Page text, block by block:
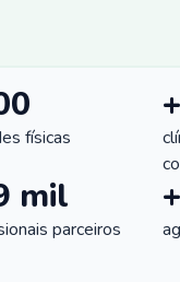
físicas
mil
parceiros